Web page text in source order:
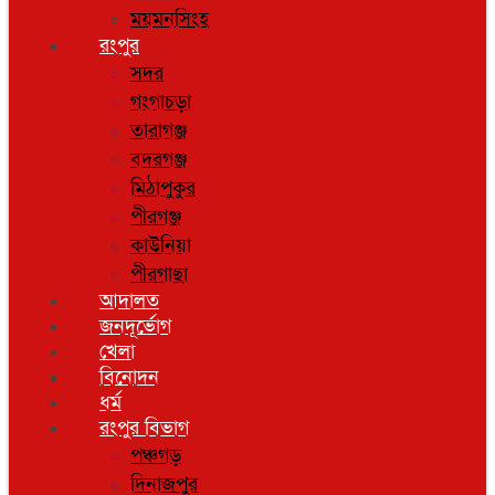
ময়মনসিংহ
রংপুর
সদর
গংগাচড়া
তারাগঞ্জ
বদরগঞ্জ
মিঠাপুকুর
পীরগঞ্জ
কাউনিয়া
পীরগাছা
আদালত
জনদূর্ভোগ
খেলা
বিনোদন
ধর্ম
রংপুর বিভাগ
পঞ্চগড়
দিনাজপুর